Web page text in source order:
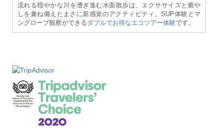
流れる穏やかな川を漕ぎ進む水面散歩は、エクササイズと癒や
しを兼ね備えたまさに新感覚のアクティビティ。SUP体験とマ
ングローブ観察ができるダブルでお得なエコツアー体験です。